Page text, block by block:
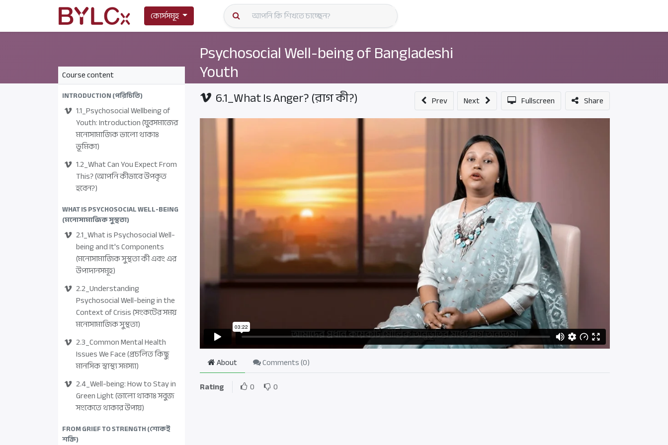
কোর্সসমূহ
Psychosocial Well-being of Bangladeshi
Youth
Course content
INTRODUCTION (পরিচিতি)
1.1_Psychosocial Wellbeing of
Youth: Introduction (যুবসমাজের
মনোসামাজিক ভালো থাকাঃ
ভূমিকা)
1.2_What Can You Expect From
This? (আপনি কীভাবে উপকৃত
হবেন?)
WHAT IS PSYCHOSOCIAL WELL-BEING
(মনোসামাজিক সুস্থতা)
2.1_What is Psychosocial Well-
being and It's Components
(মনোসামাজিক সুস্থতা কী এবং এর
উপাদানসমূহ)
2.2_Understanding
Psychosocial Well-being in the
Context of Crisis (সংকটের সময়
মনোসামাজিক সুস্থতা)
2.3_Common Mental Health
Issues We Face (প্রচলিত কিছু
মানসিক স্বাস্থ্য সমস্যা)
2.4_Well-being: How to Stay in
Green Light (ভালো থাকাঃ সবুজ
সংকেতে থাকার উপায়)
FROM GRIEF TO STRENGTH (শোকই
শক্তি)
6.1_What Is Anger? (রাগ কী?) Prev Next Fullscreen Share
About Comments (0)
Rating
0 0